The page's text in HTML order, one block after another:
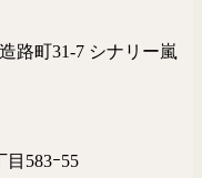
路町31-7 シナリー嵐
目583ｰ55